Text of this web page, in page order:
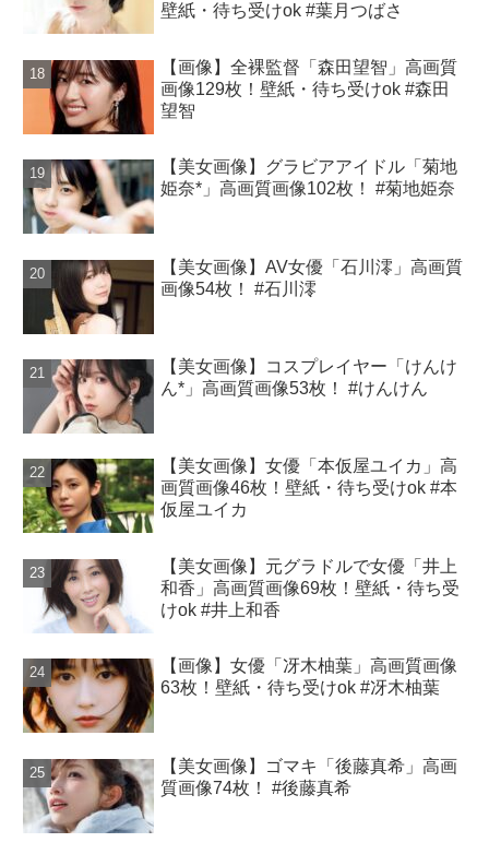
壁紙・待ち受けok #葉月つばさ
【画像】全裸監督「森田望智」高画質
画像129枚！壁紙・待ち受けok #森田
望智
【美女画像】グラビアアイドル「菊地
姫奈*」高画質画像102枚！ #菊地姫奈
【美女画像】AV女優「石川澪」高画質
画像54枚！ #石川澪
【美女画像】コスプレイヤー「けんけ
ん*」高画質画像53枚！ #けんけん
【美女画像】女優「本仮屋ユイカ」高
画質画像46枚！壁紙・待ち受けok #本
仮屋ユイカ
【美女画像】元グラドルで女優「井上
和香」高画質画像69枚！壁紙・待ち受
けok #井上和香
【画像】女優「冴木柚葉」高画質画像
63枚！壁紙・待ち受けok #冴木柚葉
【美女画像】ゴマキ「後藤真希」高画
質画像74枚！ #後藤真希